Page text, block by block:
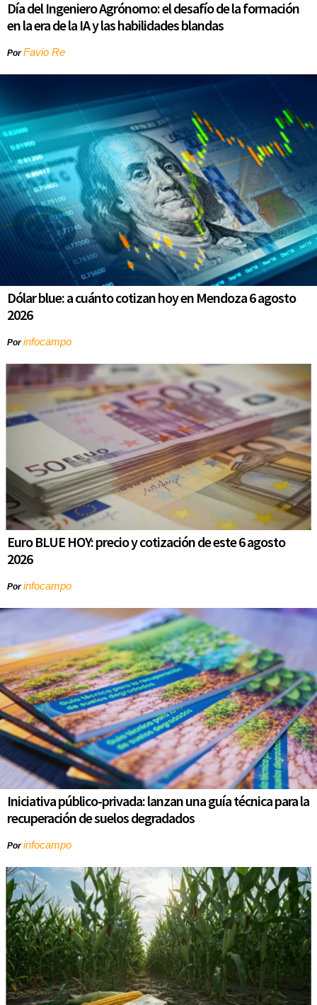
Día del Ingeniero Agrónomo: el desafío de la formación
en la era de la IA y las habilidades blandas
PorFavio Re
Dólar blue: a cuánto cotizan hoy en Mendoza 6 agosto
2026
Porinfocampo
Euro BLUE HOY: precio y cotización de este 6 agosto
2026
Porinfocampo
Iniciativa público-privada: lanzan una guía técnica para la
recuperación de suelos degradados
Porinfocampo